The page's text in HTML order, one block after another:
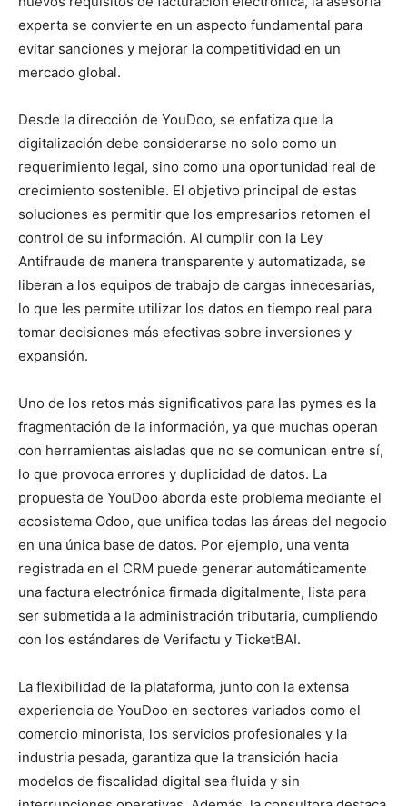
experta se convierte en un aspecto fundamental para
evitar sanciones y mejorar la competitividad en un
mercado global.
Desde la dirección de YouDoo, se enfatiza que la
digitalización debe considerarse no solo como un
requerimiento legal, sino como una oportunidad real de
crecimiento sostenible. El objetivo principal de estas
soluciones es permitir que los empresarios retomen el
control de su información. Al cumplir con la Ley
Antifraude de manera transparente y automatizada, se
liberan a los equipos de trabajo de cargas innecesarias,
lo que les permite utilizar los datos en tiempo real para
tomar decisiones más efectivas sobre inversiones y
expansión.
Uno de los retos más significativos para las pymes es la
fragmentación de la información, ya que muchas operan
con herramientas aisladas que no se comunican entre sí,
lo que provoca errores y duplicidad de datos. La
propuesta de YouDoo aborda este problema mediante el
ecosistema Odoo, que unifica todas las áreas del negocio
en una única base de datos. Por ejemplo, una venta
registrada en el CRM puede generar automáticamente
una factura electrónica firmada digitalmente, lista para
ser submetida a la administración tributaria, cumpliendo
con los estándares de Verifactu y TicketBAI.
La flexibilidad de la plataforma, junto con la extensa
experiencia de YouDoo en sectores variados como el
comercio minorista, los servicios profesionales y la
industria pesada, garantiza que la transición hacia
modelos de fiscalidad digital sea fluida y sin